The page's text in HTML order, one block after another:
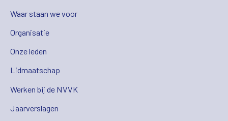
Waar staan we voor
Organisatie
Onze leden
Lidmaatschap
Werken bij de NVVK
Jaarverslagen